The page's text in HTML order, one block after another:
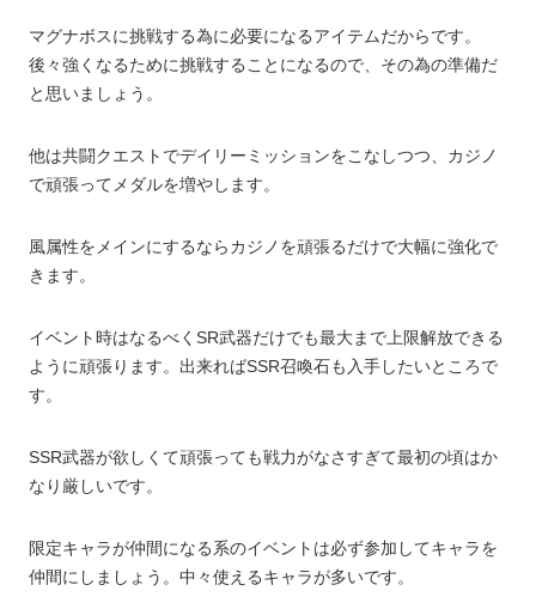
マグナボスに挑戦する為に必要になるアイテムだからです。
後々強くなるために挑戦することになるので、その為の準備だ
と思いましょう。
他は共闘クエストでデイリーミッションをこなしつつ、カジノ
で頑張ってメダルを増やします。
風属性をメインにするならカジノを頑張るだけで大幅に強化で
きます。
イベント時はなるべくSR武器だけでも最大まで上限解放できる
ように頑張ります。出来ればSSR召喚石も入手したいところで
す。
SSR武器が欲しくて頑張っても戦力がなさすぎて最初の頃はか
なり厳しいです。
限定キャラが仲間になる系のイベントは必ず参加してキャラを
仲間にしましょう。中々使えるキャラが多いです。